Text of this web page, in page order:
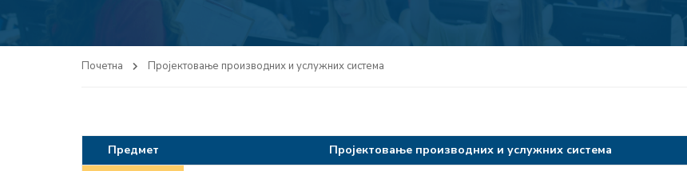
Почетна Пројектовање производних и услужних система
Предмет
Пројектовање производних и услужних система